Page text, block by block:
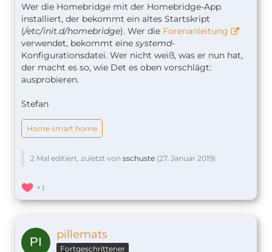
Wer die Homebridge mit der Homebridge-App
installiert, der bekommt ein altes Startskript
(/etc/init.d/homebridge). Wer die Forenanleitung
verwendet, bekommt eine systemd-
Konfigurationsdatei. Wer nicht weiß, was er nun hat,
der macht es so, wie Det es oben vorschlägt:
ausprobieren.
Stefan
Home smart home
2 Mal editiert, zuletzt von sschuste (27. Januar 2019)
1
pillemats
Fortgeschrittener